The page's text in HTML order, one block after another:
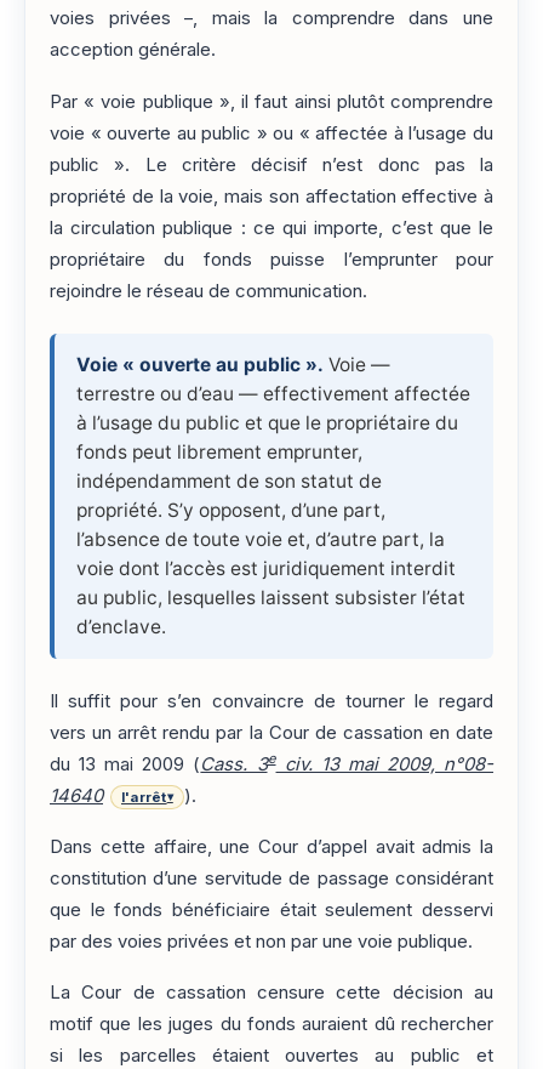
voies privées –, mais la comprendre dans une
acception générale.
Par « voie publique », il faut ainsi plutôt comprendre
voie « ouverte au public » ou « affectée à l’usage du
public ». Le critère décisif n’est donc pas la
propriété de la voie, mais son affectation effective à
la circulation publique : ce qui importe, c’est que le
propriétaire du fonds puisse l’emprunter pour
rejoindre le réseau de communication.
Voie « ouverte au public ». Voie —
terrestre ou d’eau — effectivement affectée
à l’usage du public et que le propriétaire du
fonds peut librement emprunter,
indépendamment de son statut de
propriété. S’y opposent, d’une part,
l’absence de toute voie et, d’autre part, la
voie dont l’accès est juridiquement interdit
au public, lesquelles laissent subsister l’état
d’enclave.
Il suffit pour s’en convaincre de tourner le regard
vers un arrêt rendu par la Cour de cassation en date
du 13 mai 2009 (Cass. 3eciv. 13 mai 2009, n°08-
14640
l'arrêt▾ ).
Dans cette affaire, une Cour d’appel avait admis la
constitution d’une servitude de passage considérant
que le fonds bénéficiaire était seulement desservi
par des voies privées et non par une voie publique.
La Cour de cassation censure cette décision au
motif que les juges du fonds auraient dû rechercher
si les parcelles étaient ouvertes au public et